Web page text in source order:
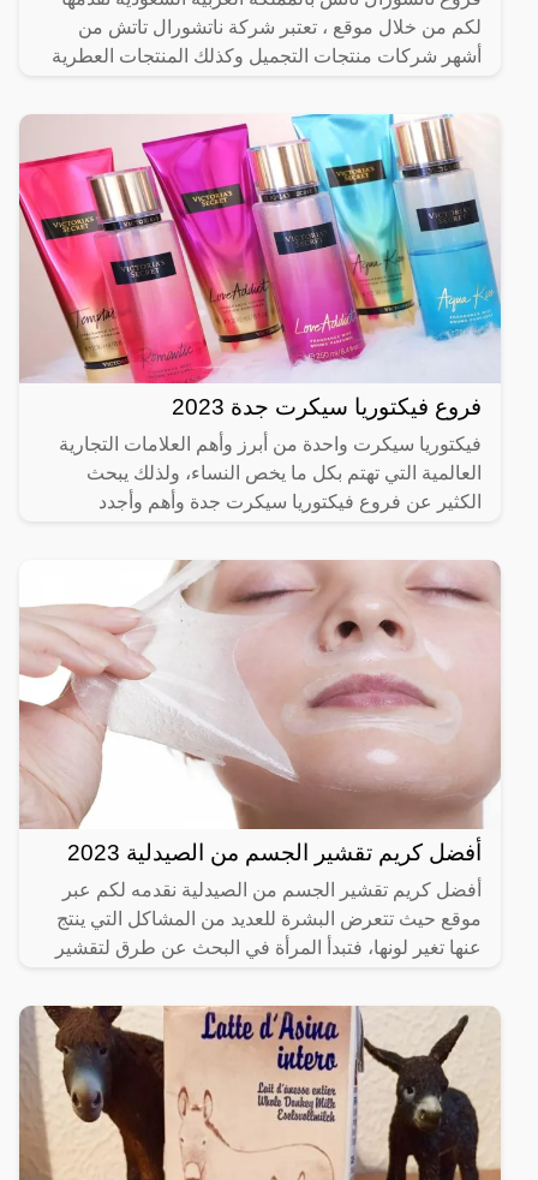
لكم من خلال موقع ، تعتبر شركة ناتشورال تاتش من
أشهر شركات منتجات التجميل وكذلك المنتجات العطرية
فروع فيكتوريا سيكرت جدة 2023
فيكتوريا سيكرت واحدة من أبرز وأهم العلامات التجارية
العالمية التي تهتم بكل ما يخص النساء، ولذلك يبحث
الكثير عن فروع فيكتوريا سيكرت جدة وأهم وأجدد
أفضل كريم تقشير الجسم من الصيدلية 2023
أفضل كريم تقشير الجسم من الصيدلية نقدمه لكم عبر
موقع حيث تتعرض البشرة للعديد من المشاكل التي ينتج
عنها تغير لونها، فتبدأ المرأة في البحث عن طرق لتقشير